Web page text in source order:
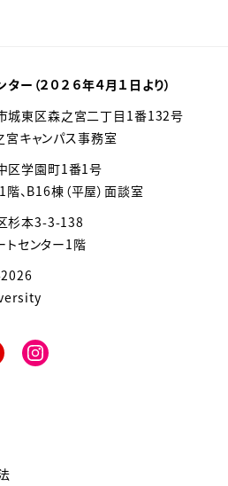
（２０２６年４月１日より）
東区森之宮二丁目1番132号
キャンパス事務室
学園町1番1号
、B16棟（平屋）面談室
杉本3-3-138
トセンター1階